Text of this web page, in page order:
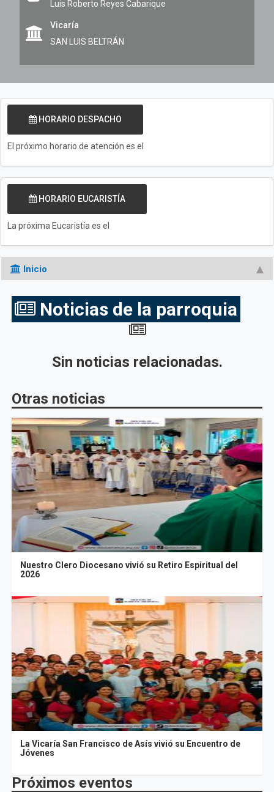
Luis Roberto Reyes Cabarique
Vicaría
SAN LUIS BELTRÁN
HORARIO DESPACHO
El próximo horario de atención es el
HORARIO EUCARISTÍA
La próxima Eucaristía es el
Inicio
Noticias de la parroquia
Sin noticias relacionadas.
Otras noticias
Nuestro Clero Diocesano vivió su Retiro Espiritual del
2026
La Vicaría San Francisco de Asís vivió su Encuentro de
Jóvenes
Próximos eventos